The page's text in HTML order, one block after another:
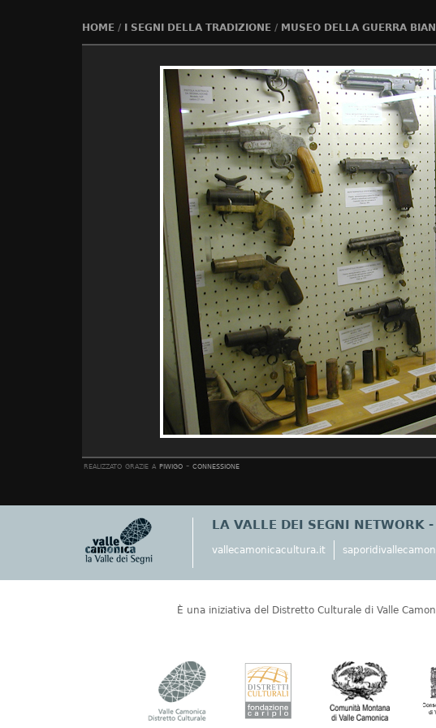
HOME/ I SEGNI DELLA TRADIZIONE/ MUSEO DELLA GUERRA
realizzato grazie a piwigo- connessione
LA VALLE DEI SEGNI NETWORK
vallecamonicacultura.it
È una iniziativa del Distretto Culturale di Valle